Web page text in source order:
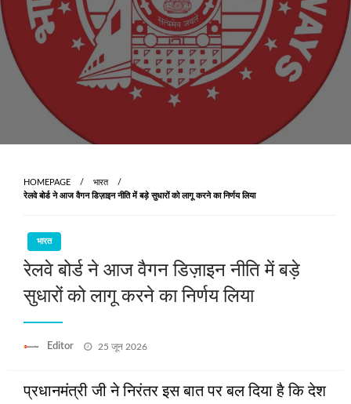
HOMEPAGE
भारत
रेलवे बोर्ड ने आज वैगन डिज़ाइन नीति में बड़े सुधारों को लागू करने का निर्णय लिया
भारत
रेलवे बोर्ड ने आज वैगन डिज़ाइन नीति में बड़े
सुधारों को लागू करने का निर्णय लिया
Editor
Posted
25 जून 2026
प्रधानमंत्री जी ने निरंतर इस बात पर बल दिया है कि देश